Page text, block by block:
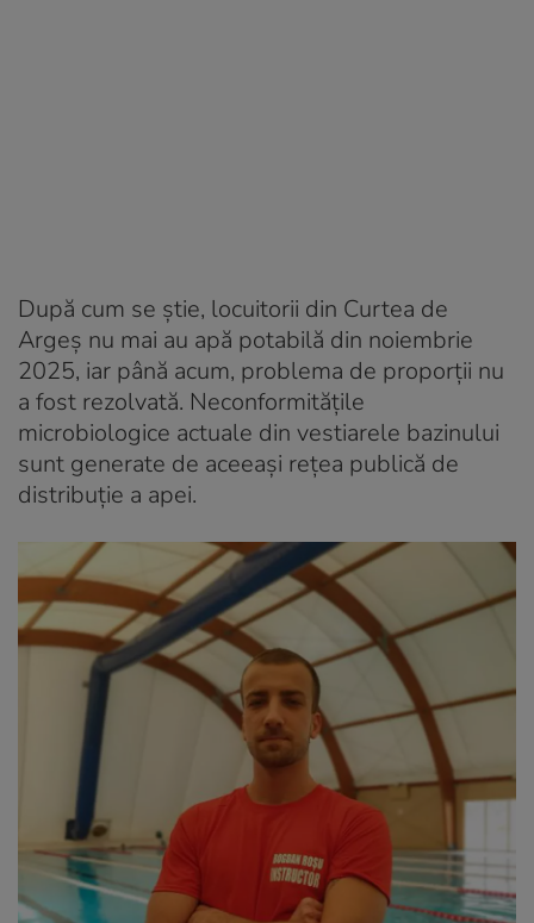
După cum se știe, locuitorii din Curtea de
Argeș nu mai au apă potabilă din noiembrie
2025, iar până acum, problema de proporții nu
a fost rezolvată. Neconformitățile
microbiologice actuale din vestiarele bazinului
sunt generate de aceeași rețea publică de
distribuție a apei.